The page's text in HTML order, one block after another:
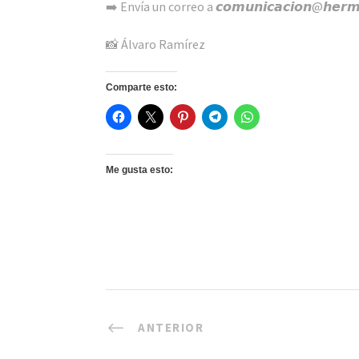
➡️ Envía un correo a
📸 Álvaro Ramírez
Comparte esto:
Me gusta esto:
ANTERIOR